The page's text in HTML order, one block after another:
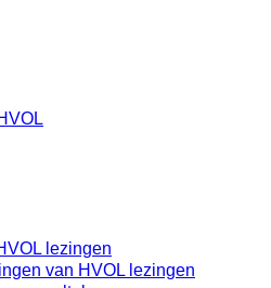
lezingen
van HVOL lezingen